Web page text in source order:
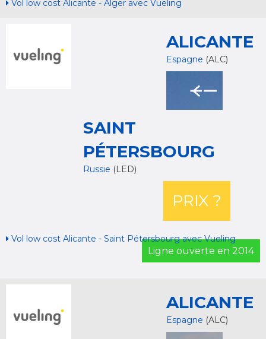
Vol low cost Alicante - Alger avec Vueling
ALICANTE
Espagne (ALC)
SAINT
PÉTERSBOURG
Russie (LED)
PRIX ?
Vol low cost Alicante - Saint Pétersbourg avec Vueling
Ligne ouverte en 2014
ALICANTE
Espagne (ALC)